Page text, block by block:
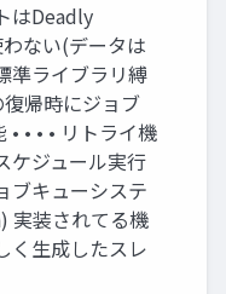
はDeadly
ない(データは
準ライブラリ縛
復帰時にジョブ
• • • リトライ機
ケジュール実行
ブキューシステ
実装されてる機
く生成したスレ